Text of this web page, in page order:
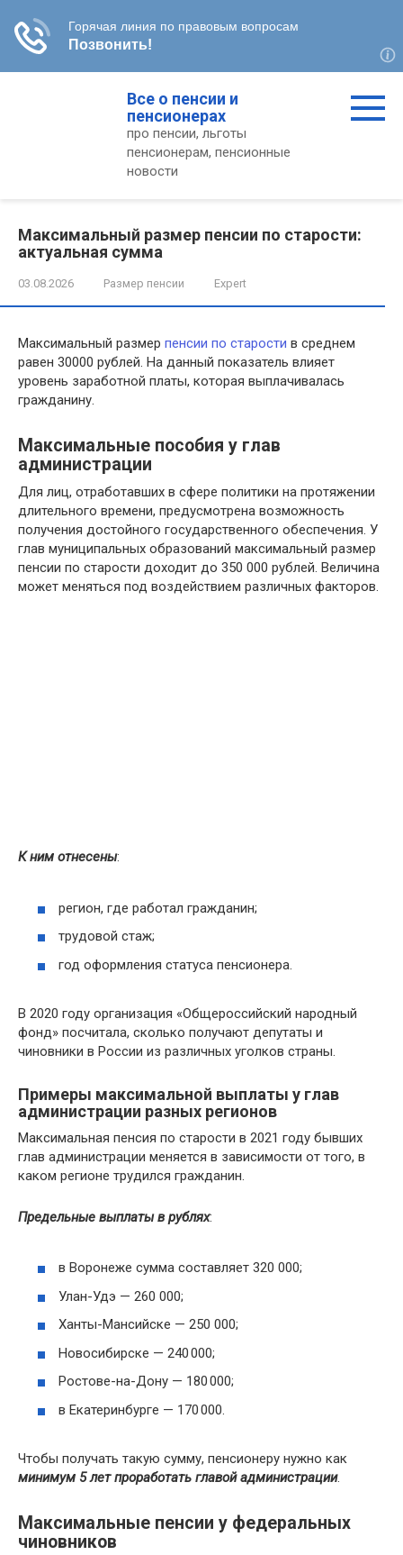
Все о пенсии и
пенсионерах
про пенсии, льготы
пенсионерам, пенсионные
новости
Максимальный размер пенсии по старости:
актуальная сумма
03.08.2026 Размер пенсии Expert
Максимальный размер пенсии по старости в среднем
равен 30000 рублей. На данный показатель влияет
уровень заработной платы, которая выплачивалась
гражданину.
Максимальные пособия у глав
администрации
Для лиц, отработавших в сфере политики на протяжении
длительного времени, предусмотрена возможность
получения достойного государственного обеспечения. У
глав муниципальных образований максимальный размер
пенсии по старости доходит до 350 000 рублей. Величина
может меняться под воздействием различных факторов.
К ним отнесены:
регион, где работал гражданин;
трудовой стаж;
год оформления статуса пенсионера.
В 2020 году организация «Общероссийский народный
фонд» посчитала, сколько получают депутаты и
чиновники в России из различных уголков страны.
Примеры максимальной выплаты у глав
администрации разных регионов
Максимальная пенсия по старости в 2021 году бывших
глав администрации меняется в зависимости от того, в
каком регионе трудился гражданин.
Предельные выплаты в рублях:
в Воронеже сумма составляет 320 000;
Улан-Удэ — 260 000;
Ханты-Мансийске — 250 000;
Новосибирске — 240 000;
Ростове-на-Дону — 180 000;
в Екатеринбурге — 170 000.
Чтобы получать такую сумму, пенсионеру нужно как
минимум 5 лет проработать главой администрации.
Максимальные пенсии у федеральных
чиновников